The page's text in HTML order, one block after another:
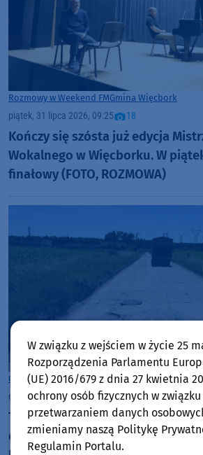
Rozmowy w Weekend FMGmina Więcbork
piątek, 31 lipca 2026, 09:25 18
Kończy się szósta już edycja
Wokalnego w Więcborku. W
finałowy (FOTO, ROZMOWA)
Gmina Sępólno Krajeńskie
czwartek, 30 lipca 2026, 12:01
Trwają prace projektowe
do Punktu Selektywnej Zbiórki
W związku z wejściem w życie 25
Rozporządzenia Parlamentu
(UE) 2016/679 z dnia 27 kwietnia
ochrony osób fizycznych w związku
przetwarzaniem danych
zmieniamy naszą Politykę
Regulamin Portalu.